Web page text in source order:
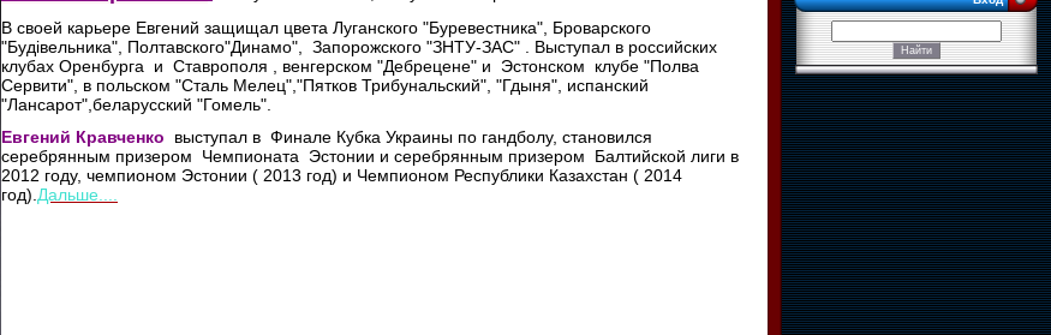
В своей карьере Евгений защищал цвета Луганского "Буревестника", Броварского
"Будівельника", Полтавского"Динамо", Запорожского "ЗНТУ-ЗАС" . Выступал в российских
клубах Оренбурга и Ставрополя , венгерском "Дебрецене" и Эстонском клубе "Полва
Сервити", в польском "Сталь Мелец","Пятков Трибунальский", "Гдыня", испанский
"Лансарот",беларусский "Гомель".
Евгений Кравченко
выступал в Финале Кубка Украины по гандболу, становился
серебрянным призером Чемпионата Эстонии и серебрянным призером Балтийской лиги в
2012 году, чемпионом Эстонии ( 2013 год) и Чемпионом Республики Казахстан ( 2014
год). Дальше....